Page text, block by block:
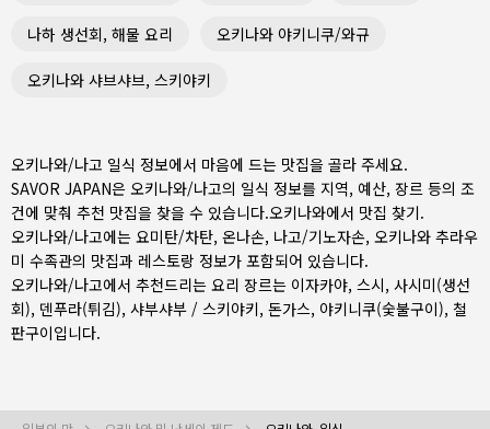
나하 생선회, 해물 요리 오키나와 야키니쿠/와규
오키나와 샤브샤브, 스키야키
오키나와/나고 일식 정보에서 마음에 드는 맛집을 골라 주세요.
SAVOR JAPAN은 오키나와/나고의 일식 정보를 지역, 예산, 장르 등의 조
건에 맞춰 추천 맛집을 찾을 수 있습니다.오키나와에서 맛집 찾기.
오키나와/나고에는 요미탄/차탄, 온나손, 나고/기노자손, 오키나와 추라우
미 수족관의 맛집과 레스토랑 정보가 포함되어 있습니다.
오키나와/나고에서 추천드리는 요리 장르는 이자카야, 스시, 사시미(생선
회), 덴푸라(튀김), 샤부샤부 / 스키야키, 돈가스, 야키니쿠(숯불구이), 철
판구이입니다.